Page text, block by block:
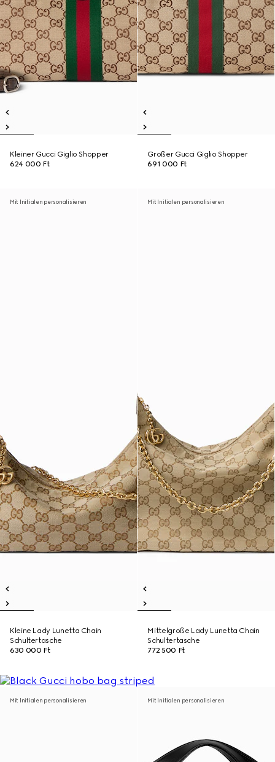
Kleiner Gucci Giglio Shopper
624 000 Ft
Großer Gucci Giglio Shopper
691 000 Ft
Mit Initialen personalisieren
Kleine Lady Lunetta Chain
Schultertasche
630 000 Ft
Mit Initialen personalisieren
Mittelgroße Lady Lunetta Chain
Schultertasche
772 500 Ft
Mit Initialen personalisieren Mit Initialen personalisieren